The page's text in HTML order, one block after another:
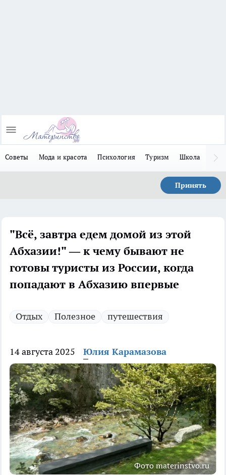
Советы Мода и красота Психология Туризм Школа
Принять
"Всё, завтра едем домой из этой
Абхазии!" — к чему бывают не
готовы туристы из России, когда
попадают в Абхазию впервые
Отдых Полезное путешествия
14 августа 2025 Юлия Карамазова
Фото materinstvo.ru